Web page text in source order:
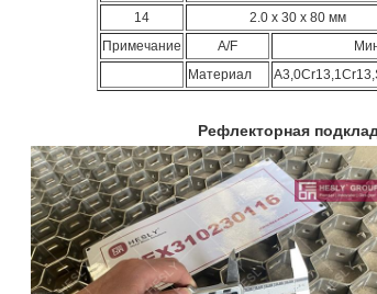
14
2.0 х 30 х 80 мм
Примечание
A/F
Материал
Рефлекторная